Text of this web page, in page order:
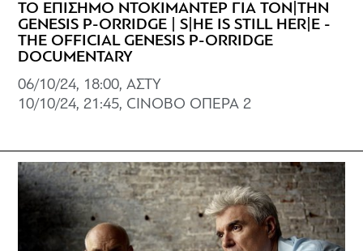
ΤΟ ΕΠΙΣΗΜΟ ΝΤΟΚΙΜΑΝΤΕΡ ΓΙΑ ΤΟΝ|ΤΗΝ
GENESIS P-ORRIDGE | S|HE IS STILL HER|E -
THE OFFICIAL GENESIS P-ORRIDGE
DOCUMENTARY
06/10/24, 18:00, ΑΣΤΥ
10/10/24, 21:45, CINOBO ΟΠΕΡΑ 2